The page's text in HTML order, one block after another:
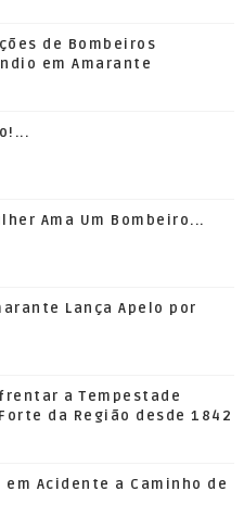
de Bombeiros
em Amarante
Ama Um Bombeiro...
Lança Apelo por
a Tempestade
da Região desde 1842
em Acidente a Caminho de